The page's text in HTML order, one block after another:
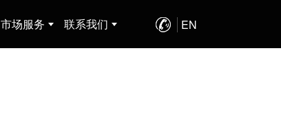
198-6118-6655
EN
市场服务 联系我们